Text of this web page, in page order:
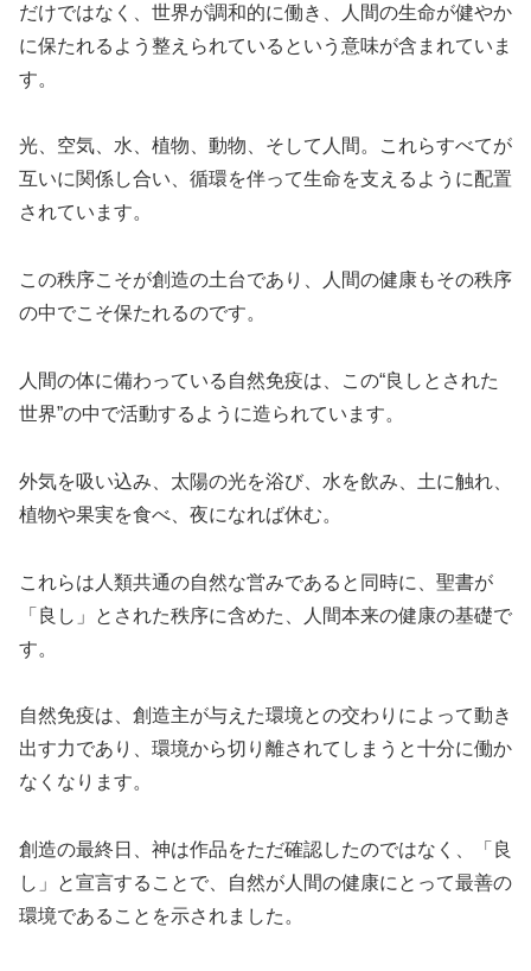
だけではなく、世界が調和的に働き、人間の生命が健やか
に保たれるよう整えられているという意味が含まれていま
す。
光、空気、水、植物、動物、そして人間。これらすべてが
互いに関係し合い、循環を伴って生命を支えるように配置
されています。
この秩序こそが創造の土台であり、人間の健康もその秩序
の中でこそ保たれるのです。
人間の体に備わっている自然免疫は、この“良しとされた
世界”の中で活動するように造られています。
外気を吸い込み、太陽の光を浴び、水を飲み、土に触れ、
植物や果実を食べ、夜になれば休む。
これらは人類共通の自然な営みであると同時に、聖書が
「良し」とされた秩序に含めた、人間本来の健康の基礎で
す。
自然免疫は、創造主が与えた環境との交わりによって動き
出す力であり、環境から切り離されてしまうと十分に働か
なくなります。
創造の最終日、神は作品をただ確認したのではなく、「良
し」と宣言することで、自然が人間の健康にとって最善の
環境であることを示されました。